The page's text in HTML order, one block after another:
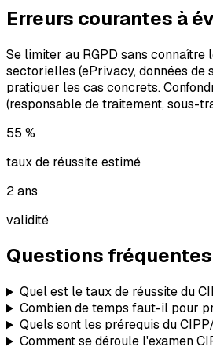
Erreurs courantes à
Se limiter au RGPD sans connaître
sectorielles (ePrivacy, données de
pratiquer les cas concrets.
(responsable de traitement, sous-
55 %
taux de réussite estimé
2 ans
validité
Questions fréquentes
Quel est le taux de réussite du
Combien de temps faut-il pour
Quels sont les prérequis du
Comment se déroule l'examen